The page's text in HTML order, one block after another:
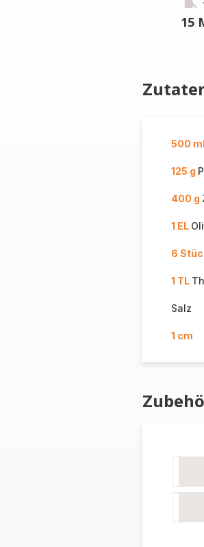
15
500 ml
125 g
400 g
1 EL
6
1 TL
Salz
1 cm